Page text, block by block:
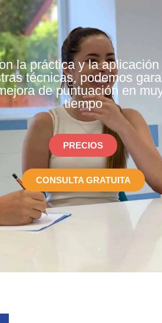
la práctica y la aplicación
técnicas, podemos
de puntuación en muy
tiempo
PRECIOS
CONSULTA GRATUITA